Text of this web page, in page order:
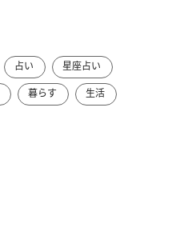
占い
星座占い
暮らす 生活